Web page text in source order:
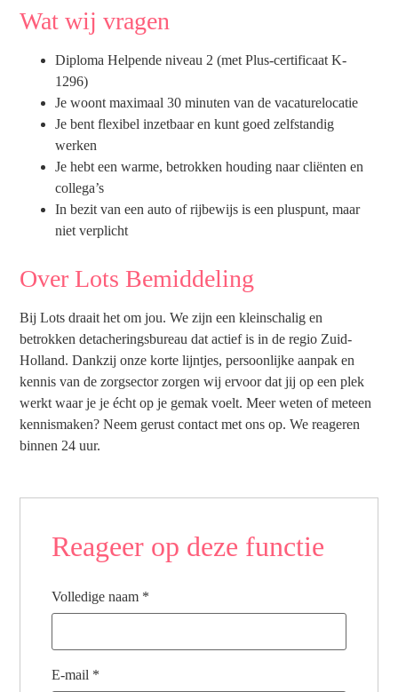
Wat wij vragen
Diploma Helpende niveau 2 (met Plus-certificaat K-
1296)
Je woont maximaal 30 minuten van de vacaturelocatie
Je bent flexibel inzetbaar en kunt goed zelfstandig
werken
Je hebt een warme, betrokken houding naar cliënten en
collega’s
In bezit van een auto of rijbewijs is een pluspunt, maar
niet verplicht
Over Lots Bemiddeling
Bij Lots draait het om jou. We zijn een kleinschalig en
betrokken detacheringsbureau dat actief is in de regio Zuid-
Holland. Dankzij onze korte lijntjes, persoonlijke aanpak en
kennis van de zorgsector zorgen wij ervoor dat jij op een plek
werkt waar je je écht op je gemak voelt. Meer weten of meteen
kennismaken? Neem gerust contact met ons op. We reageren
binnen 24 uur.
Reageer op deze functie
Volledige naam *
E-mail *